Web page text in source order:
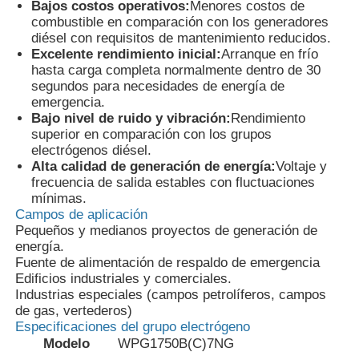
Sobre nosotros
Recorrido por la fábrica
Control de calidad
Contacta con nosotros
Casos
sistema de generador diesel silencioso
Conjunto de generador diesel
Bajos costos operativos:Menores costos de
combustible en comparación con los generadores
diésel con requisitos de mantenimiento reducidos.
Excelente rendimiento inicial:Arranque en frío
hasta carga completa normalmente dentro de 30
segundos para necesidades de energía de
emergencia.
Bajo nivel de ruido y vibración:Rendimiento
superior en comparación con los grupos
electrógenos diésel.
Alta calidad de generación de energía:Voltaje y
frecuencia de salida estables con fluctuaciones
mínimas.
Campos de aplicación
Pequeños y medianos proyectos de generación de
energía.
Fuente de alimentación de respaldo de emergencia
Edificios industriales y comerciales.
Industrias especiales (campos petrolíferos, campos
de gas, vertederos)
Especificaciones del grupo electrógeno
Modelo
WPG1750B(C)7NG